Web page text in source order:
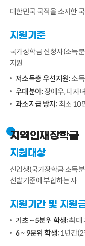
대한민국 국적을 소지한
지원기준
국가장학금 신청자(소득
지원
저소득층 우선지원:소
우대분야:장애우, 다자
과소지급 방지: 최소 10
지역인재장학금
지원대상
신입생(국가장학금 소득
선발기준에 부합하는 자
지원기간 및 지원
기초 ~ 5분위 학생: 최대
6 ~ 9분위 학생: 1년간(2